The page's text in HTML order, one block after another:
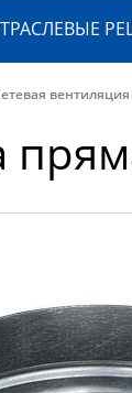
вентиляция